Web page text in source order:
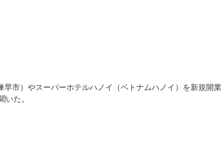
市）やスーパーホテルハノイ（ベトナムハノイ）を新規開業
いた。